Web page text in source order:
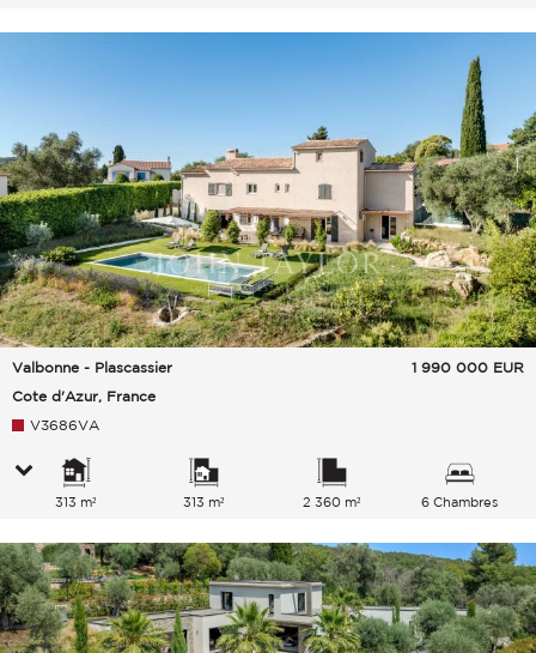
Valbonne - Plascassier
Cote d'Azur, France
1 990 000 EUR
V3686VA
313 m² 313 m² 2 360 m² 6 Chambres